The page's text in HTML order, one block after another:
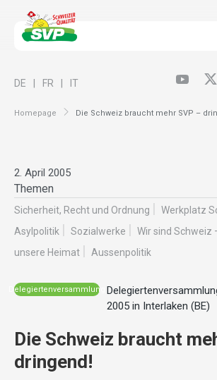
Homepage Die Schweiz braucht mehr SVP –
DE FR IT
2. April 2005
Themen
Sicherheit, Recht und Ordnung
Werkplatz
Asylpolitik
Sozialwerke
Wir sind Schweiz
unsere Heimat
Aussenpolitik
Delegiertenversammlung
2005 in Interlaken (BE)
Die Schweiz braucht
dringend!